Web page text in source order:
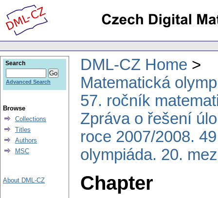
DML-CZ Home
Matematická
57. ročník
Zpráva o řešení
roce 2007/2008.
olympiáda. 20.
Chapter
Search
Advanced Search
Browse
Collections
Titles
Authors
MSC
About DML-CZ